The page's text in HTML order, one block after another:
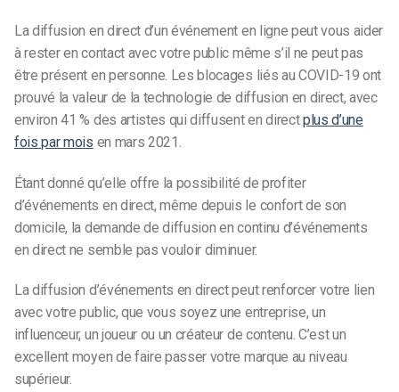
La diffusion en direct d’un événement en ligne peut vous aider
à rester en contact avec votre public même s’il ne peut pas
être présent en personne. Les blocages liés au COVID-19 ont
prouvé la valeur de la technologie de diffusion en direct, avec
environ 41 % des artistes qui diffusent en directplus d’une
fois par mois en mars 2021.
Étant donné qu’elle offre la possibilité de profiter
d’événements en direct, même depuis le confort de son
domicile, la demande de diffusion en continu d’événements
en direct ne semble pas vouloir diminuer.
La diffusion d’événements en direct peut renforcer votre lien
avec votre public, que vous soyez une entreprise, un
influenceur, un joueur ou un créateur de contenu. C’est un
excellent moyen de faire passer votre marque au niveau
supérieur.